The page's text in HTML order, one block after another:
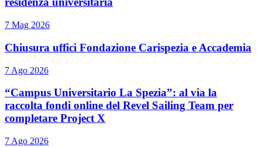
7 Mag 2026
Chiusura uffici Fondazione Carispezia e Accademia
7 Ago 2026
“Campus Universitario La Spezia”: al via la
raccolta fondi online del Revel Sailing Team per
completare Project X
7 Ago 2026